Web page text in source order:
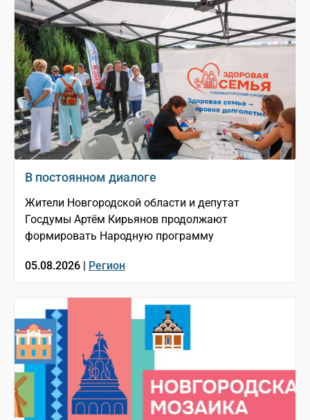
В постоянном диалоге
Жители Новгородской области и депутат
Госдумы Артём Кирьянов продолжают
формировать Народную программу
05.08.2026 | Регион